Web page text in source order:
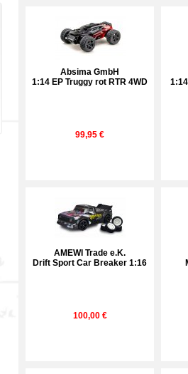
Absima GmbH
1:14 EP Truggy rot RTR 4WD
99,95 €
AMEWI Trade e.K.
Drift Sport Car Breaker 1:16
100,00 €